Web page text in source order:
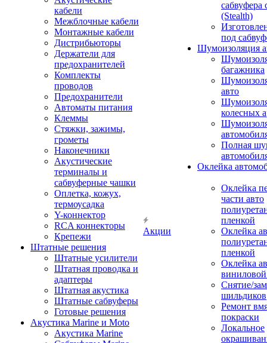
кабели
Межблочные кабели
Монтажные кабели
Дистрибьюторы
Держатели для
предохранителей
Комплекты
проводов
Предохранители
Автоматы питания
Клеммы
Стяжки, зажимы,
грометы
Наконечники
Акустические
терминалы и
сабвуферные чашки
Оплетка, кожух,
термоусадка
Y-коннектор
RCA коннекторы
Крепежи
Штатные решения
Штатные усилители
Штатная проводка и
адаптеры
Штатная акустика
Штатные сабвуферы
Готовые решения
Акустика Marine и Moto
Акустика Marine
Акции
сабвуфера
(Stealth)
под
Шумоизоляция
багажника
авто
колесных
Полная
Оклейка
Оклейка
части авто
пленкой
Оклейка
пленкой
Оклейка
Снятие/
шильдиков
Ремонт
покраски
Локальное